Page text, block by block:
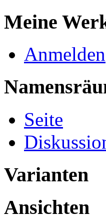
Meine
Anmelden
Seite
Varianten
Ansichten